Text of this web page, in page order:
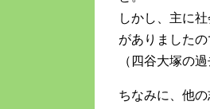
しかし、主に
がありました
（四谷大塚の
ちなみに、他